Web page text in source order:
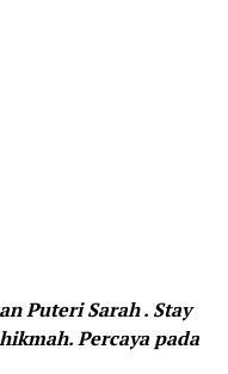
Puteri Sarah . Stay
Percaya pada